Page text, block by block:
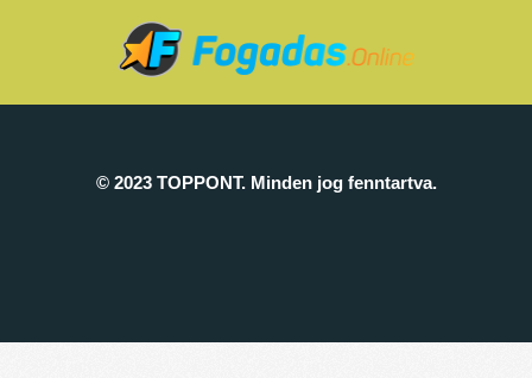
© 2023 TOPPONT. Minden jog fenntartva.